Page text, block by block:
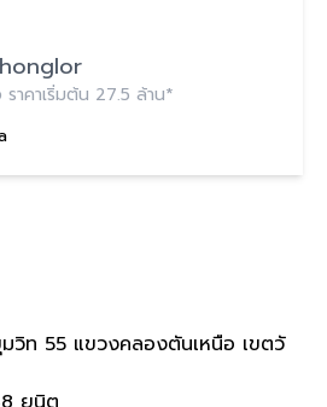
าคาเริ่มต้น 27.5 ล้าน*
วิท 55 แขวงคลองตันเหนือ เขตวั